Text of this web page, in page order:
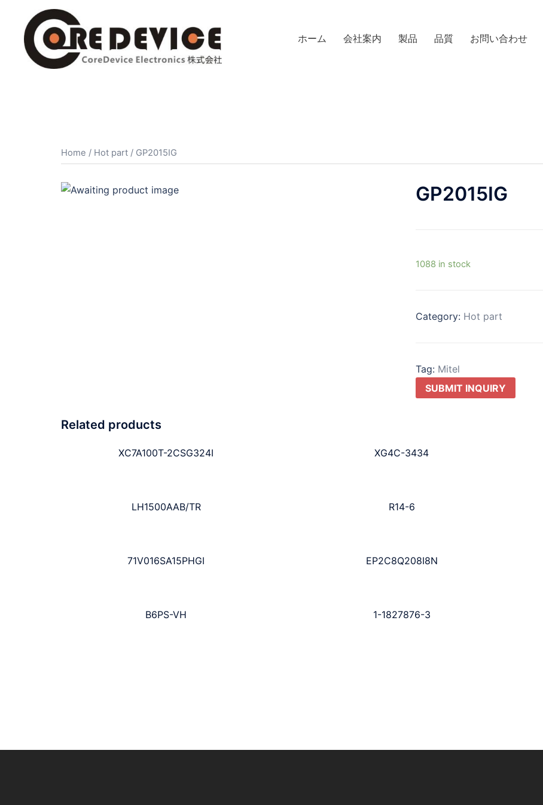
ホーム 会社案内 製品 品質 お問い合わせ
Home / Hot part / GP2015IG
GP2015IG
1088 in stock
Category: Hot part
Tag: Mitel
SUBMIT INQUIRY
Related products
XC7A100T-2CSG324I XG4C-3434
LH1500AAB/TR R14-6
71V016SA15PHGI EP2C8Q208I8N
B6PS-VH 1-1827876-3